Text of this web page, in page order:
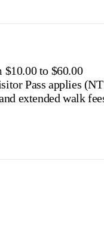
to $60.00
Pass applies (NT